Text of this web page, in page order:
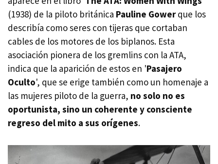
(1938) de la piloto británica Pauline Gowerque los
describía como seres con tijeras que cortaban
cables de los motores de los biplanos. Esta
asociación pionera de los gremlins con la ATA,
indica que la aparición de estos en 'Pasajero
Oculto', que se erige también como un homenaje a
las mujeres piloto de la guerra, no solo no es
oportunista, sino un coherente y consciente
regreso del mito a sus orígenes.